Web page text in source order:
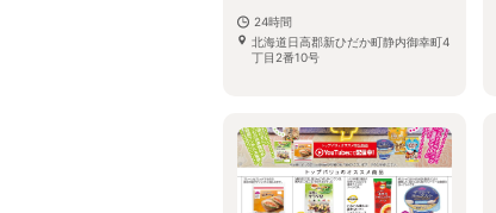
24時間
北海道日高郡新ひだか町静内御幸町4
丁目2番10号